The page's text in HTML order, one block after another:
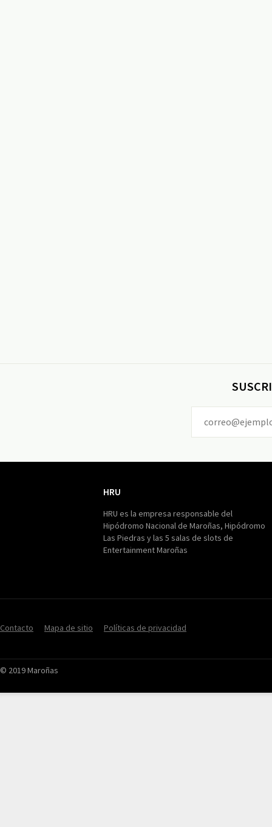
HRU
HRU es la empresa responsable del
Hipódromo Nacional de Maroñas, Hipódromo
Las Piedras y las 5 salas de slots de
Entertainment Maroñas
Contacto Mapa de sitio Políticas de privacidad
© 2019 Maroñas